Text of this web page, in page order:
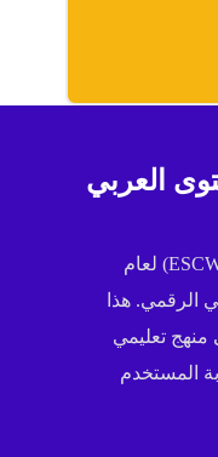
العربي
فخورون بحصولنا على جائزة الإسكوا (ESCWA) لعام
الرقمي. هذا
تعليمي
المستخدم